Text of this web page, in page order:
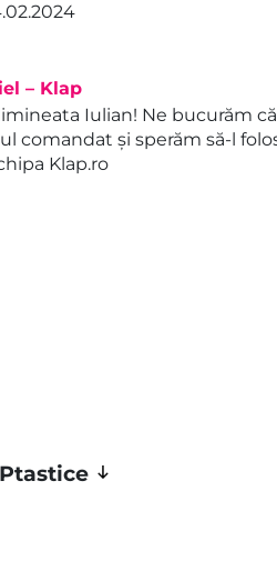
– Klap
Iulian! Ne bucurăm
comandat și sperăm să-l
Klap.ro